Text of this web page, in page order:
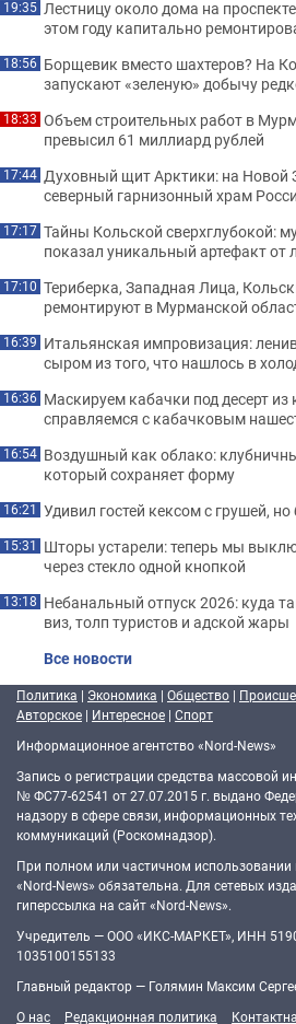
19:35 Лестницу около дома на
этом году капитально
18:56 Борщевик вместо шахтеров? На
запускают «зеленую» добычу
18:33 Объем строительных работ в
превысил 61 миллиард рублей
17:44 Духовный щит Арктики: на Новой
северный гарнизонный храм
17:17 Тайны Кольской сверхглубокой:
показал уникальный артефакт от
17:10 Териберка, Западная Лица,
ремонтируют в Мурманской
16:39 Итальянская импровизация:
сыром из того, что нашлось в
16:36 Маскируем кабачки под десерт
справляемся с кабачковым
16:54 Воздушный как облако:
который сохраняет форму
16:21 Удивил гостей кексом с грушей, но
15:31 Шторы устарели: теперь мы
через стекло одной кнопкой
13:18 Небанальный отпуск 2026: куда
виз, толп туристов и адской жары
Все новости
Политика | Экономика | Общество |
Авторское | Интересное | Спорт
Информационное агентство «Nord-News»
Запись о регистрации средства массовой
№ ФС77-62541 от 27.07.2015 г. выдано
надзору в сфере связи, информационных
коммуникаций (Роскомнадзор).
При полном или частичном использовании
«Nord-News» обязательна. Для сетевых
гиперссылка на сайт «Nord-News».
Учредитель — ООО «ИКС-МАРКЕТ», ИНН
1035100155133
Главный редактор — Голямин Максим
О нас
Редакционная политика